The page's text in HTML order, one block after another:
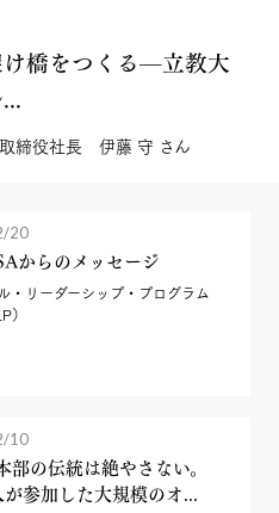
橋をつくる—立教大
締役社長 伊藤 守 さん
20
からのメッセージ
・リーダーシップ・プログラム
）
10
部の伝統は絶やさない。
参加した大規模のオ...